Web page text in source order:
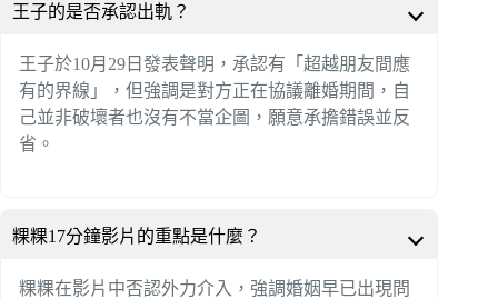
王子的是否承認出軌？
王子於10月29日發表聲明，承認有「超越朋友間應
有的界線」，但強調是對方正在協議離婚期間，自
己並非破壞者也沒有不當企圖，願意承擔錯誤並反
省。
粿粿17分鐘影片的重點是什麼？
粿粿在影片中否認外力介入，強調婚姻早已出現問